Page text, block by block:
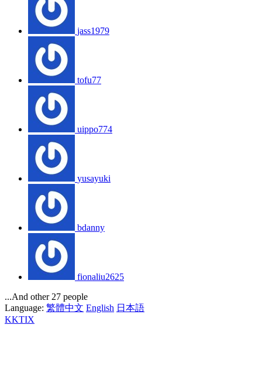
jass1979
tofu77
uippo774
yusayuki
bdanny
fionaliu2625
...And other 27 people
Language: 繁體中文 English 日本語
KKTIX